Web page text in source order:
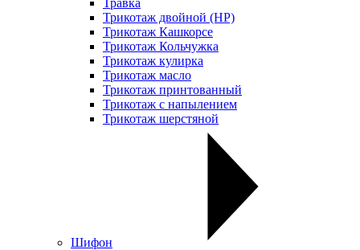
Травка
Трикотаж двойной (НР)
Трикотаж Кашкорсе
Трикотаж Кольчужка
Трикотаж кулирка
Трикотаж масло
Трикотаж принтованный
Трикотаж с напылением
Трикотаж шерстяной
Шифон